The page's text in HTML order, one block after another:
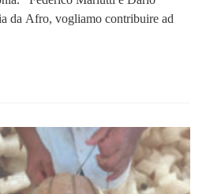
da Afro, vogliamo contribuire ad